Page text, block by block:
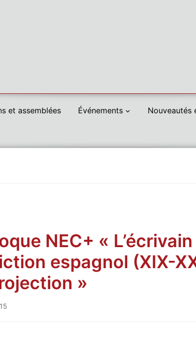
et assemblées Événements Nouveautés
NEC+ «
espagnol (XIX-
»